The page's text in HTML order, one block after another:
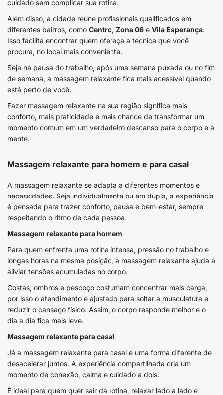
cuidado sem complicar sua rotina.
Além disso, a cidade reúne profissionais qualificados em
diferentes bairros, como Centro, Zona 06 e Vila Esperança.
Isso facilita encontrar quem ofereça a técnica que você
procura, no local mais conveniente.
Seja na pausa do trabalho, após uma semana puxada ou no fim
de semana, a massagem relaxante fica mais acessível quando
está perto de você.
Fazer massagem relaxante na sua região significa mais
conforto, mais praticidade e mais chance de transformar um
momento comum em um verdadeiro descanso para o corpo e a
mente.
Massagem relaxante para homem e para casal
A massagem relaxante se adapta a diferentes momentos e
necessidades. Seja individualmente ou em dupla, a experiência
é pensada para trazer conforto, pausa e bem-estar, sempre
respeitando o ritmo de cada pessoa.
Massagem relaxante para homem
Para quem enfrenta uma rotina intensa, pressão no trabalho e
longas horas na mesma posição, a massagem relaxante ajuda a
aliviar tensões acumuladas no corpo.
Costas, ombros e pescoço costumam concentrar mais carga,
por isso o atendimento é ajustado para soltar a musculatura e
reduzir o cansaço físico. Assim, o corpo responde melhor e o
dia a dia fica mais leve.
Massagem relaxante para casal
Já a massagem relaxante para casal é uma forma diferente de
desacelerar juntos. A experiência compartilhada cria um
momento de conexão, calma e cuidado a dois.
É ideal para quem quer sair da rotina, relaxar lado a lado e